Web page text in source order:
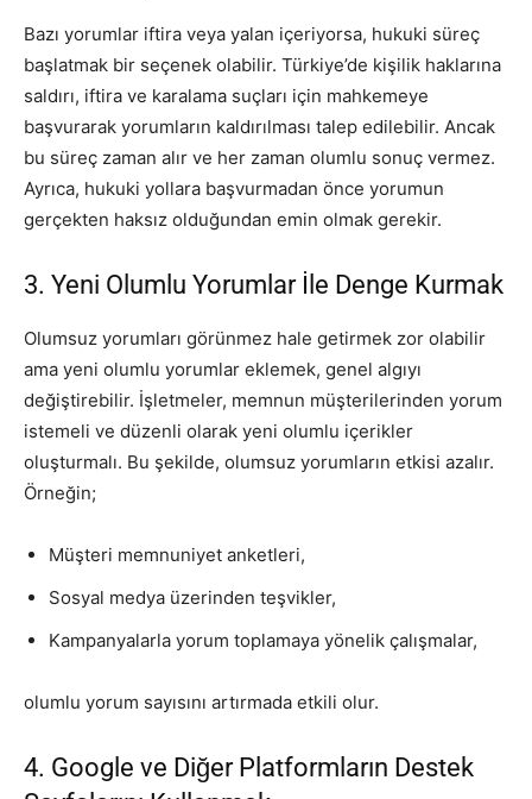
Bazı yorumlar iftira veya yalan içeriyorsa, hukuki süreç
başlatmak bir seçenek olabilir. Türkiye’de kişilik haklarına
saldırı, iftira ve karalama suçları için mahkemeye
başvurarak yorumların kaldırılması talep edilebilir. Ancak
bu süreç zaman alır ve her zaman olumlu sonuç vermez.
Ayrıca, hukuki yollara başvurmadan önce yorumun
gerçekten haksız olduğundan emin olmak gerekir.
3. Yeni Olumlu Yorumlar İle Denge Kurmak
Olumsuz yorumları görünmez hale getirmek zor olabilir
ama yeni olumlu yorumlar eklemek, genel algıyı
değiştirebilir. İşletmeler, memnun müşterilerinden yorum
istemeli ve düzenli olarak yeni olumlu içerikler
oluşturmalı. Bu şekilde, olumsuz yorumların etkisi azalır.
Örneğin;
Müşteri memnuniyet anketleri,
Sosyal medya üzerinden teşvikler,
Kampanyalarla yorum toplamaya yönelik çalışmalar,
olumlu yorum sayısını artırmada etkili olur.
4. Google ve Diğer Platformların Destek